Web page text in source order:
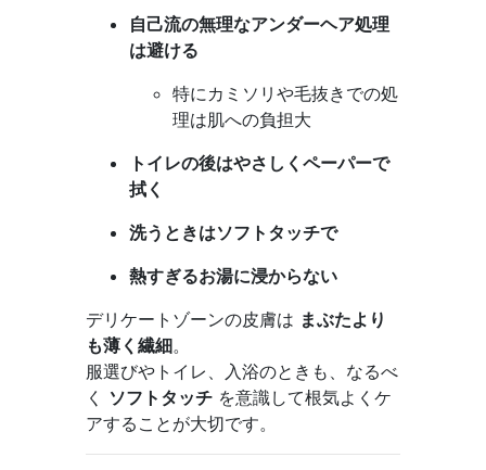
自己流の無理なアンダーヘア処理
は避ける
特にカミソリや毛抜きでの処
理は肌への負担大
トイレの後はやさしくペーパーで
拭く
洗うときはソフトタッチで
熱すぎるお湯に浸からない
デリケートゾーンの皮膚は まぶたより
も薄く繊細。
服選びやトイレ、入浴のときも、なるべ
く ソフトタッチ を意識して根気よくケ
アすることが大切です。